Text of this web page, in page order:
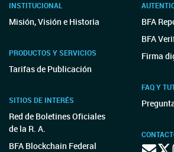
INSTITUCIONAL
Misión, Visión e Historia
PRODUCTOS Y SERVICIOS
Tarifas de Publicación
SITIOS DE INTERÉS
Red de Boletines Oficiales
de la R. A.
BFA Blockchain Federal
BFA
BFA
Firma
FAQ Y